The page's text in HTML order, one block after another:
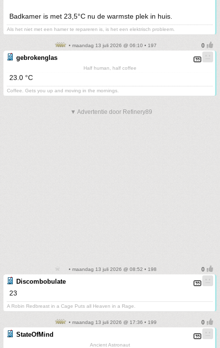
Badkamer is met 23,5°C nu de warmste plek in huis.
Als het niet met een hamer te repareren is, is het een elektrisch probleem.
• maandag 13 juli 2026 @ 06:10 • 197
gebrokenglas
Half human, half coffee
23.0 °C
Coffee. Gets you up and moving in the mornings.
▼ Advertentie door Refinery89
• maandag 13 juli 2026 @ 08:52 • 198
Discombobulate
23
A Robin Redbreast in a Cage Puts all Heaven in a Rage.
• maandag 13 juli 2026 @ 17:36 • 199
StateOfMind
Ancient Astronaut